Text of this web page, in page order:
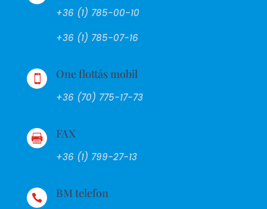
+36 (1) 785-00-10
+36 (1) 785-07-16
 One flottás mobil
+36 (70) 775-17-73
 FAX
+36 (1) 799-27-13
 BM telefon